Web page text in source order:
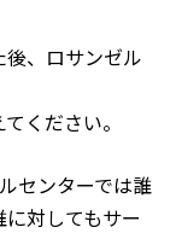
、ロサンゼル
ください。
センターでは誰
対してもサー